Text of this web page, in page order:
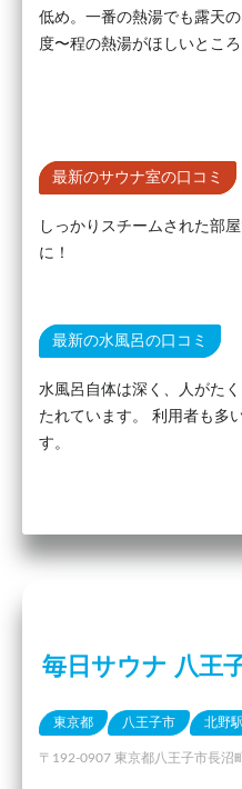
低め。一番の熱湯でも露天
度〜程の熱湯がほしいところ
最新のサウナ室の口コミ
しっかりスチームされた部
に！
最新の水風呂の口コミ
水風呂自体は深く、人がた
たれています。 利用者も多
す。
毎日サウナ 八王
東京都 八王子市 北野駅
〒192-0907 東京都八王子市長沼